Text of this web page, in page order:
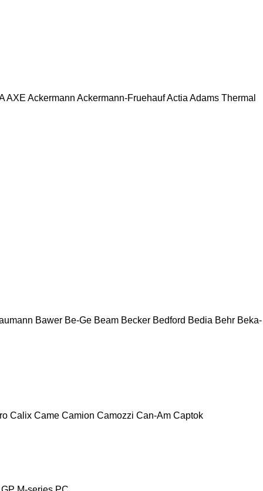
AXE Ackermann Ackermann-FruehaufActia Adams Thermal
Bawer Be-Ge Beam Becker Bedford Bedia Behr Beka-
Calix Came Camion Camozzi Can-Am Captok